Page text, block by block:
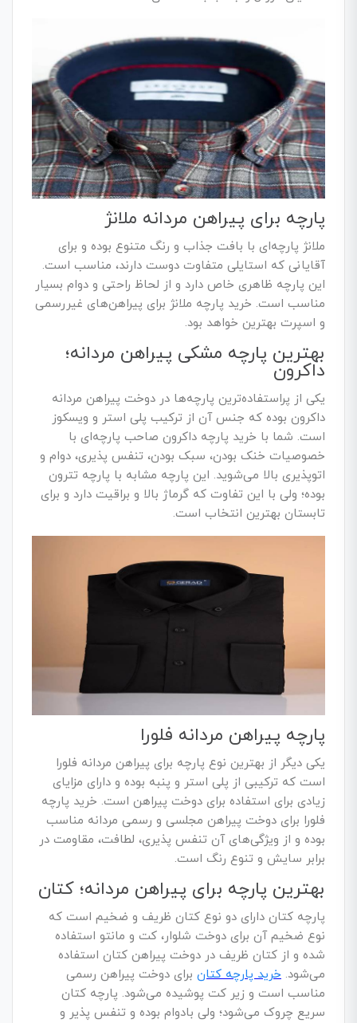
پارچه برای پیراهن مردانه ملانژ
ملانژ پارچه‌ای با بافت جذاب و رنگ متنوع بوده و برای
آقایانی که استایلی متفاوت دوست دارند، مناسب است.
این پارچه ظاهری خاص دارد و از لحاظ راحتی و دوام بسیار
مناسب است. خرید پارچه ملانژ برای پیراهن‌های غیررسمی
و اسپرت بهترین خواهد بود.
بهترین پارچه مشکی پیراهن مردانه؛
داکرون
یکی از پراستفاده‌ترین پارچه‌ها در دوخت پیراهن مردانه
داکرون بوده که جنس آن از ترکیب پلی استر و ویسکوز
است. شما با خرید پارچه داکرون صاحب پارچه‌ای با
خصوصیات خنک بودن، سبک بودن، تنفس پذیری، دوام و
اتوپذیری بالا می‌شوید. این پارچه مشابه با پارچه تترون
بوده؛ ولی با این تفاوت که گرماژ بالا و براقیت دارد و برای
تابستان بهترین انتخاب است.
پارچه پیراهن مردانه فلورا
یکی دیگر از بهترین نوع پارچه برای پیراهن مردانه فلورا
است که ترکیبی از پلی استر و پنبه بوده و دارای مزایای
زیادی برای استفاده برای دوخت پیراهن است. خرید پارچه
فلورا برای دوخت پیراهن مجلسی و رسمی مردانه مناسب
بوده و از ویژگی‌های آن تنفس پذیری، لطافت، مقاومت در
برابر سایش و تنوع رنگ است.
بهترین پارچه برای پیراهن مردانه؛ کتان
پارچه کتان دارای دو نوع کتان ظریف و ضخیم است که
نوع ضخیم آن برای دوخت شلوار، کت و مانتو استفاده
شده و از کتان ظریف در دوخت پیراهن کتان استفاده
می‌شود. خرید پارچه کتان برای دوخت پیراهن رسمی
مناسب است و زیر کت پوشیده می‌شود. پارچه کتان
سریع چروک می‌شود؛ ولی بادوام بوده و تنفس پذیر و